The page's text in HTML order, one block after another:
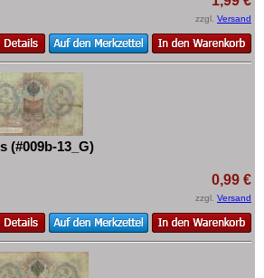
zzgl. Versand
(#009b-13_G)
0,99 €
zzgl. Versand